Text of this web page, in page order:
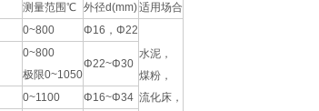
测量范围℃ 外径d(mm)适用场合
0~800
Φ16，Φ22
水泥，
煤粉，
流化床，
0~800
极限0~1050
Φ22~Φ30
0~1100
Φ16~Φ34